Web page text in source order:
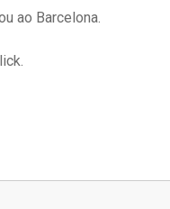
ao Barcelona.